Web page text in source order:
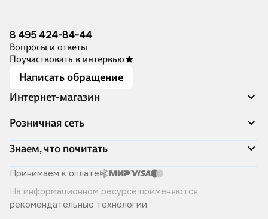
8 495 424-84-44
Вопросы и ответы
Поучаствовать в интервью
Написать обращение
Интернет-магазин
Акции
Доставка и оплата
Программа лояльности
Подарочные сертификаты
Правила продажи
Политика конфиденциальности
Розничная сеть
Адреса магазинов
Книжный Дозор
О компании
Читай-город для бизнеса
Хотите у нас работать?
Знаем, что почитать
Скоро в продаже
Лучшие из лучших
Читай-журнал
Принимаем к оплате
На информационном ресурсе применяются
рекомендательные технологии.